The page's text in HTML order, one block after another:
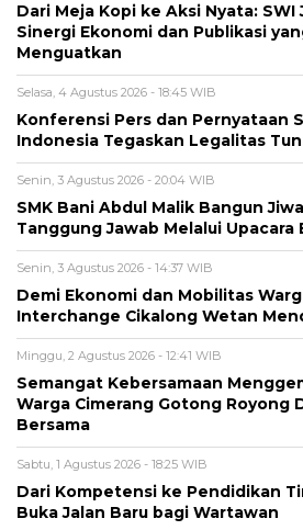
Dari Meja Kopi ke Aksi Nyata: SWI
Sinergi Ekonomi dan Publikasi
Menguatkan
Selasa, 4 Agustus 2026 - 18:45 WIB
Konferensi Pers dan Pernyataan
Indonesia Tegaskan Legalitas
Senin, 3 Agustus 2026 - 20:04 WIB
SMK Bani Abdul Malik Bangun
Tanggung Jawab Melalui Upacara
Senin, 3 Agustus 2026 - 14:37 WIB
Demi Ekonomi dan Mobilitas
Interchange Cikalong Wetan
Minggu, 2 Agustus 2026 - 12:41 WIB
Semangat Kebersamaan
Warga Cimerang Gotong Royong
Bersama
Sabtu, 1 Agustus 2026 - 18:25 WIB
Dari Kompetensi ke Pendidikan
Buka Jalan Baru bagi Wartawan